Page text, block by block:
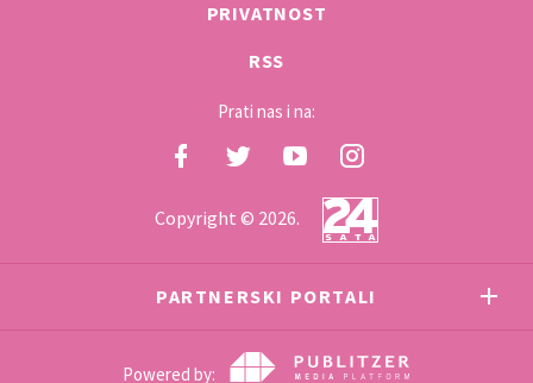
PRIVATNOST
RSS
Prati nas i na:
Copyright © 2026.
PARTNERSKI PORTALI
Powered by: